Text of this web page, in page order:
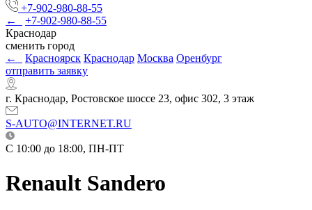
+7-902-980-88-55
←
+7-902-980-88-55
Краснодар
сменить город
←
Красноярск Краснодар Москва Оренбург
отправить заявку
г. Краснодар, Ростовское шоссе 23, офис 302, 3 этаж
S-AUTO@INTERNET.RU
C 10:00 до 18:00, ПН-ПТ
Renault Sandero